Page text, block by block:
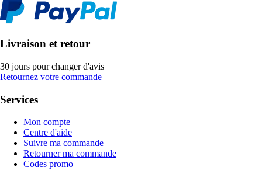
Livraison et retour
30 jours pour changer d'avis
Retournez votre commande
Services
Mon compte
Centre d'aide
Suivre ma commande
Retourner ma commande
Codes promo